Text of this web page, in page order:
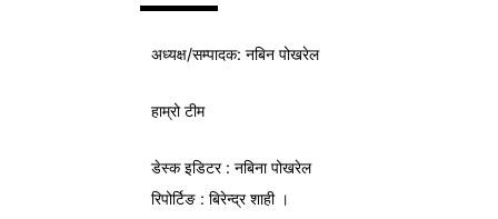
अध्यक्ष/सम्पादक: नबिन पोखरेल
हाम्रो टीम
डेस्क इडिटर : नबिना पोखरेल
रिपोर्टिङ : बिरेन्द्र शाही ।